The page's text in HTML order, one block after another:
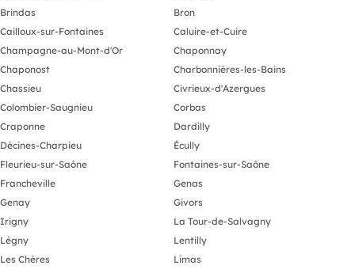
Brindas
Bron
Cailloux-sur-Fontaines
Caluire-et-Cuire
Champagne-au-Mont-d'Or
Chaponnay
Chaponost
Charbonnières-les-Bains
Chassieu
Civrieux-d'Azergues
Colombier-Saugnieu
Corbas
Craponne
Dardilly
Décines-Charpieu
Écully
Fleurieu-sur-Saône
Fontaines-sur-Saône
Francheville
Genas
Genay
Givors
Irigny
La Tour-de-Salvagny
Légny
Lentilly
Les Chères
Limas